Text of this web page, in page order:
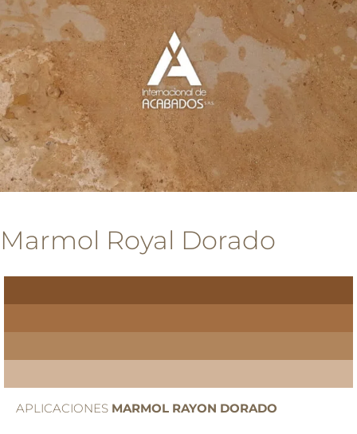
Marmol Royal Dorado
APLICACIONES MARMOL RAYON DORADO